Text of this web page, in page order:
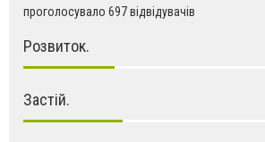
проголосувало 697 відвідувачів
Розвиток.
Застій.